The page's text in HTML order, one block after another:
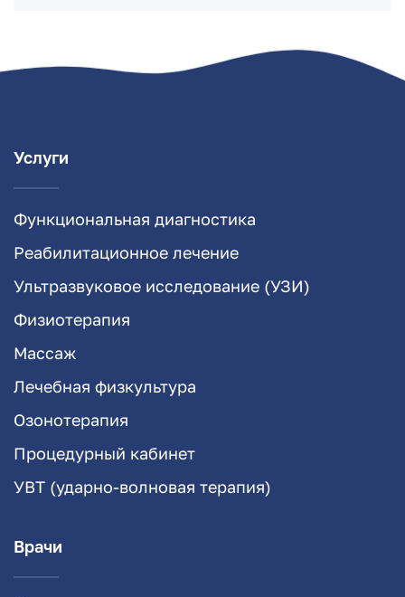
Услуги
Функциональная диагностика
Реабилитационное лечение
Ультразвуковое исследование (УЗИ)
Физиотерапия
Массаж
Лечебная физкультура
Озонотерапия
Процедурный кабинет
УВТ (ударно-волновая терапия)
Врачи